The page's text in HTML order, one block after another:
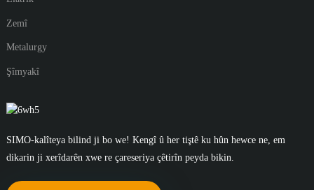
Zemî
Metalurgy
Şîmyakî
SIMO-kalîteya bilind ji bo we! Kengî û her tiştê ku hûn hewce ne, em
dikarin ji xerîdarên xwe re çareseriya çêtirîn peyda bikin.